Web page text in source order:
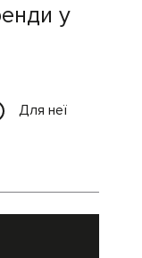
у
Для неї